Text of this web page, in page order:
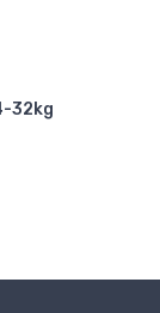
32kg